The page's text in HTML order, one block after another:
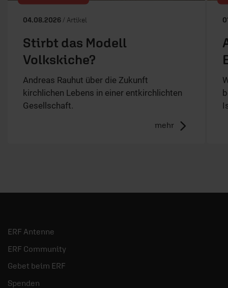
04.08.2026 / Artikel
Stirbt das Modell
Volkskiche?
Andreas Rauhut über die Zukunft
kirchlichen Lebens in einer entkirchlichten
Gesellschaft.
mehr
ERF Antenne
ERF Community
Gebet beim ERF
Spenden